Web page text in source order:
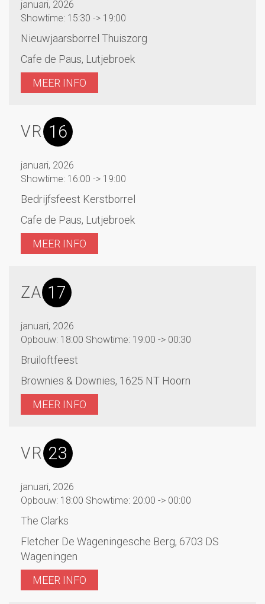
januari, 2026
Showtime: 15:30 -> 19:00
Nieuwjaarsborrel Thuiszorg
Cafe de Paus, Lutjebroek
MEER INFO
VR 16
januari, 2026
Showtime: 16:00 -> 19:00
Bedrijfsfeest Kerstborrel
Cafe de Paus, Lutjebroek
MEER INFO
ZA 17
januari, 2026
Opbouw: 18:00 Showtime: 19:00 -> 00:30
Bruiloftfeest
Brownies & Downies, 1625 NT Hoorn
MEER INFO
VR 23
januari, 2026
Opbouw: 18:00 Showtime: 20:00 -> 00:00
The Clarks
Fletcher De Wageningesche Berg, 6703 DS
Wageningen
MEER INFO